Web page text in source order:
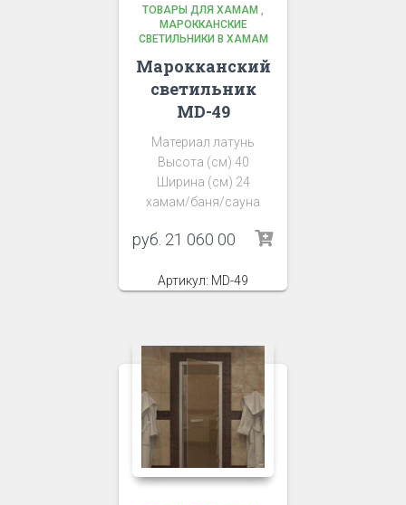
ТОВАРЫ ДЛЯ ХАМАМ ,
МАРОККАНСКИЕ
СВЕТИЛЬНИКИ В ХАМАМ
Марокканский
светильник
MD-49
Материал латунь
Высота (см) 40
Ширина (см) 24
хамам/баня/сауна
руб. 21 060 00
Артикул: MD-49